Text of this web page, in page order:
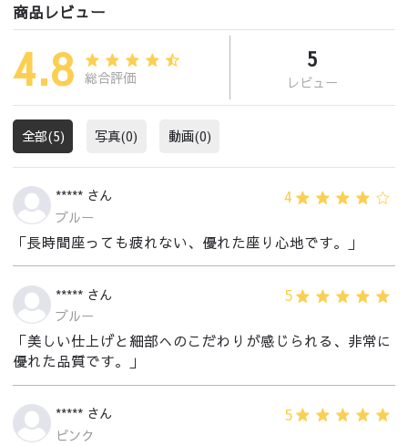
商品レビュー
4.8 総合評価
5
レビュー
全部(5) 写真(0) 動画(0)
***** さん 4
ブルー
「長時間座っても疲れない、優れた座り心地です。」
***** さん 5
ブルー
「美しい仕上げと細部へのこだわりが感じられる、非常に
優れた品質です。」
***** さん 5
ピンク